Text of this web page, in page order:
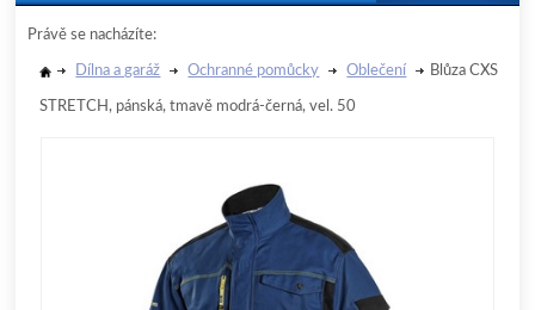
Právě se nacházíte:
Dílna a garáž Ochranné pomůcky Oblečení Blůza CXS
STRETCH, pánská, tmavě modrá-černá, vel. 50